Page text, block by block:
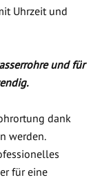
Uhrzeit und
und für
dank
werden.
für eine